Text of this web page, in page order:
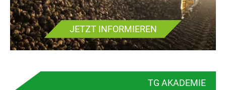
JETZT INFORMIEREN
TG AKADEMIE